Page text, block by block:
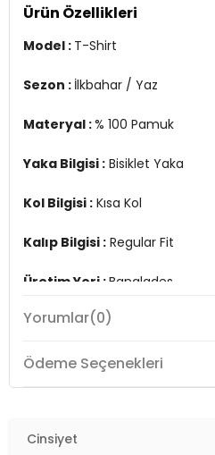
Üretim Yeri :Banglades
Ürün Özellikleri
Model : T-Shirt
Sezon : İlkbahar / Yaz
Materyal :% 100 Pamuk
Yaka Bilgisi : Bisiklet Yaka
Kol Bilgisi : Kısa Kol
Kalıp Bilgisi : Regular Fit
Üretim Yeri :Banglades
Yorumlar(0)
Ödeme Seçenekleri
Cinsiyet